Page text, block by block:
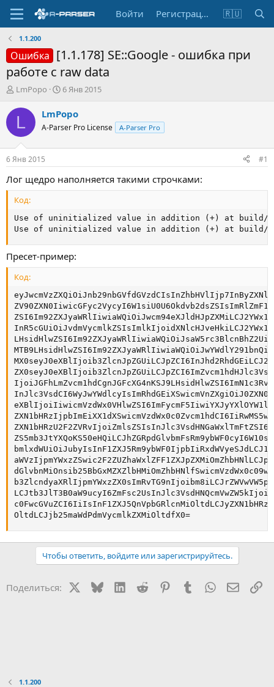
Войти Регистрация 🇷🇺
1.1.200
Ошибка [1.1.178] SE::Google - ошибка при
работе с raw data
А
т
т
е
м
ы
LmPopo
Д
т
н
а
л
а
6 Янв 2015
L LmPopo
A-Parser Pro License A-Parser Pro
6 Янв 2015 #1
Лог щедро наполняется такими строчками:
Код:
Use of uninitialized value in addition (+) at build/
Use of uninitialized value in addition (+) at build/
Пресет-пример:
Код:
OltdLCJjb25maWdPdmVycmlkZXMiOltdfX0=
Чтобы ответить, войдите или зарегистрируйтесь.
Поделиться: BlueskyLinkedIn
Reddit PinterestTumblr WhatsApp
1.1.200